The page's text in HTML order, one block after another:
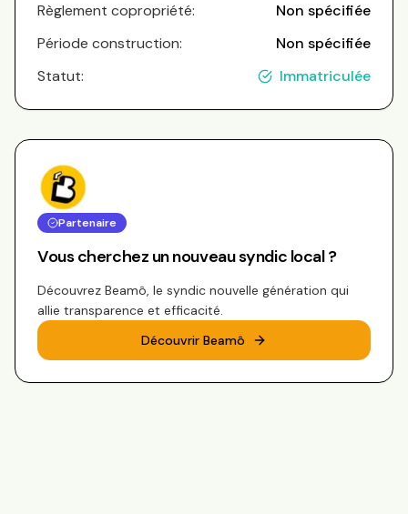
Règlement copropriété:
Non spécifiée
Période construction:
Non spécifiée
Statut:
Immatriculée
Partenaire
Vous cherchez un nouveau syndic local ?
Découvrez Beamô, le syndic nouvelle génération qui
allie transparence et efficacité.
Découvrir Beamô